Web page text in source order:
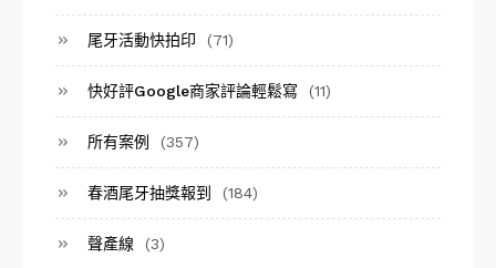
尾牙活動快拍印 (71)
快好評Google商家評論輕鬆寫 (11)
所有案例 (357)
春酒尾牙抽獎報到 (184)
聲產線 (3)